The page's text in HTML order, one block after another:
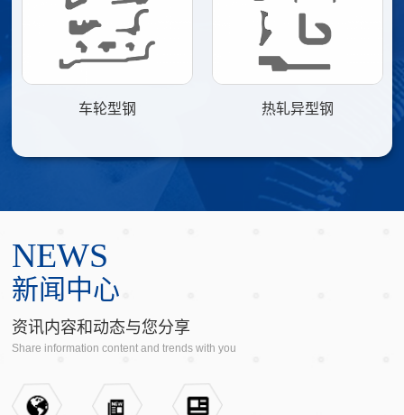
车轮型钢 热轧异型钢
农林机械车轮
座圈型钢
尼龙挡板座
NEWS
新闻中心
资讯内容和动态与您分享
Share information content and trends with you